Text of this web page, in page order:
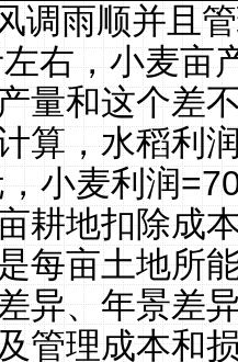
调雨顺并且
右，小麦亩
量和这个差
算，水稻利
小麦利润
耕地扣除成
每亩土地所
异、年景差
管理成本和